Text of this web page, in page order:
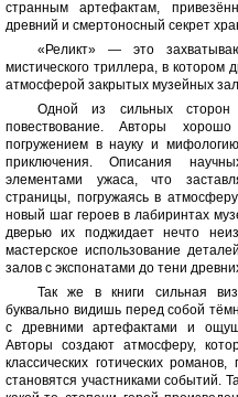
странным артефактам,
древний и смертоносный секрет
«Реликт» — это
мистического триллера, в котором
атмосферой закрытых музейных
Одной из сильных сторон
повествование. Авторы
погружением в науку и
приключения. Описания
элементами ужаса, что
страницы, погружаясь в
новый шаг героев в лабиринтах
дверью их поджидает нечто
мастерское использование
залов с экспонатами до тени
Так же в книги сильная
буквально видишь перед собой
с древними артефактами и
Авторы создают атмосферу,
классических готических
становятся участниками событий.